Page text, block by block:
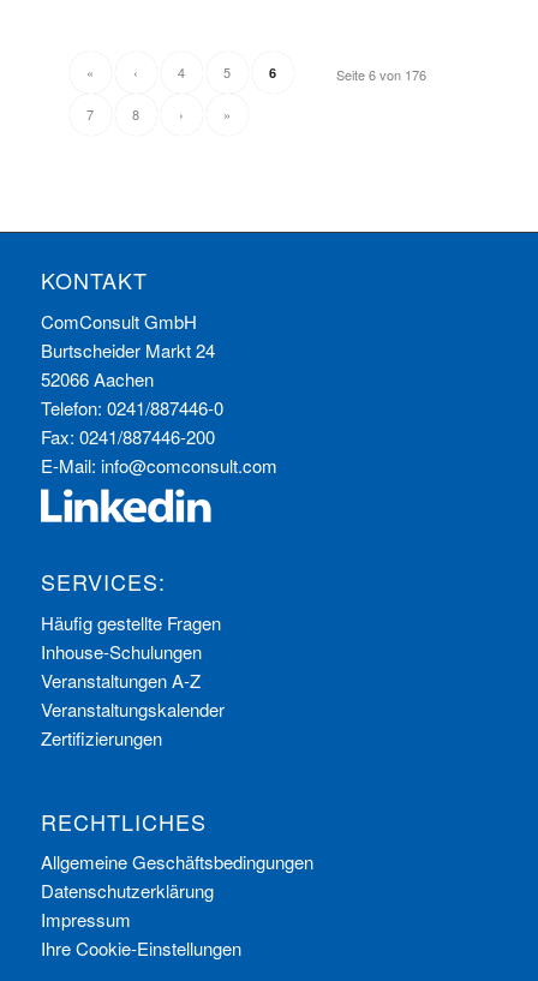
Seite 6 von 176
« ‹ 4 5 6
7 8 › »
KONTAKT
ComConsult GmbH
Burtscheider Markt 24
52066 Aachen
Telefon: 0241/887446-0
Fax: 0241/887446-200
E-Mail: info@comconsult.com
SERVICES:
Häufig gestellte Fragen
Inhouse-Schulungen
Veranstaltungen A-Z
Veranstaltungskalender
Zertifizierungen
RECHTLICHES
Allgemeine Geschäftsbedingungen
Datenschutzerklärung
Impressum
Ihre Cookie-Einstellungen